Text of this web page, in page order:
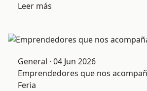
Leer más
General · 04 Jun 2026
Emprendedores que nos
Feria